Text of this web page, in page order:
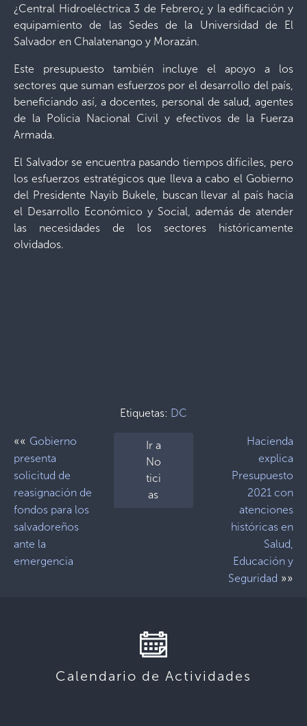
¿Central Hidroeléctrica 3 de Febrero¿ y la edificación y
equipamiento de las Sedes de la Universidad de El
Salvador en Chalatenango y Morazán.
Este presupuesto también incluye el apoyo a los
sectores que suman esfuerzos por el desarrollo del país,
beneficiando así, a docentes, personal de salud, agentes
de la Policia Nacional Civil y efectivos de la Fuerza
Armada.
El Salvador se encuentra pasando tiempos difíciles, pero
los esfuerzos estratégicos que lleva a cabo el Gobierno
del Presidente Nayib Bukele, buscan llevar al país hacia
el Desarrollo Económico y Social, además de atender
las necesidades de los sectores históricamente
olvidados.
Etiquetas: DC
«« Gobierno
presenta
solicitud de
reasignación de
fondos para los
salvadoreños
ante la
emergencia
Ir a
No
tici
as
Hacienda
explica
Presupuesto
2021 con
atenciones
históricas en
Salud,
Educación y
Seguridad »»
Calendario de Actividades